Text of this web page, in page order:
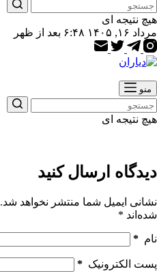
هیچ نتیجه ای
مرداد ۱۶, ۱۴۰۵ ۶:۴۸ بعد از ظهر
منو
هیچ نتیجه ای
دیدگاه ارسال کنید
نشانی ایمیل شما منتشر نخواهد شد.
شده‌اند *
نام *
پست الکترونیک *